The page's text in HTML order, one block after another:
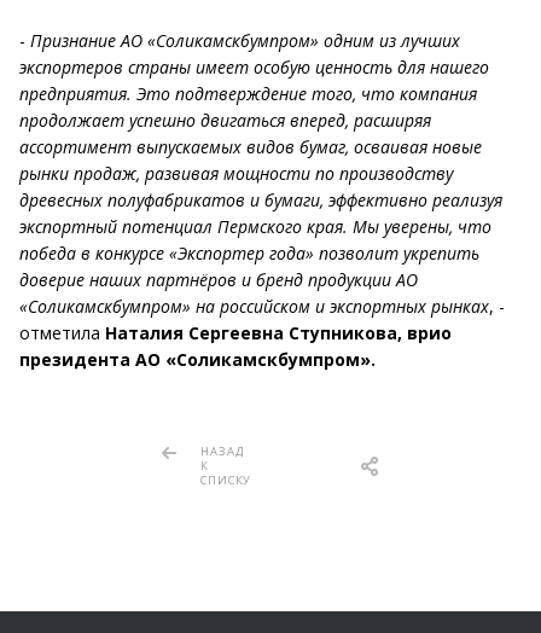
- Признание АО «Соликамскбумпром» одним из лучших
экспортеров страны имеет особую ценность для нашего
предприятия. Это подтверждение того, что компания
продолжает успешно двигаться вперед, расширяя
ассортимент выпускаемых видов бумаг, осваивая новые
рынки продаж, развивая мощности по производству
древесных полуфабрикатов и бумаги, эффективно реализуя
экспортный потенциал Пермского края. Мы уверены, что
победа в конкурсе «Экспортер года» позволит укрепить
доверие наших партнёров и бренд продукции АО
«Соликамскбумпром» на российском и экспортных рынках, -
отметила Наталия Сергеевна Ступникова, врио
президента АО «Соликамскбумпром».
НАЗАД
К
СПИСКУ